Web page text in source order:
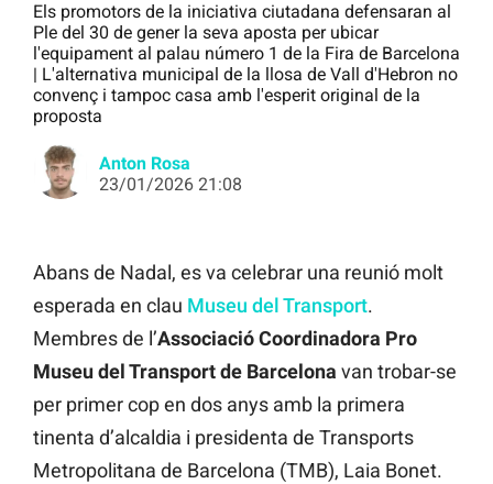
Els promotors de la iniciativa ciutadana defensaran al
Ple del 30 de gener la seva aposta per ubicar
l'equipament al palau número 1 de la Fira de Barcelona
| L'alternativa municipal de la llosa de Vall d'Hebron no
convenç i tampoc casa amb l'esperit original de la
proposta
Anton Rosa
23/01/2026 21:08
Abans de Nadal, es va celebrar una reunió molt
esperada en clau Museu del Transport.
Membres de l’Associació Coordinadora Pro
Museu del Transport de Barcelona van trobar-se
per primer cop en dos anys amb la primera
tinenta d’alcaldia i presidenta de Transports
Metropolitana de Barcelona (TMB), Laia Bonet.